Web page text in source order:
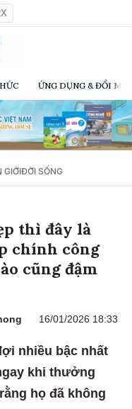
ỨNG DỤNG & ĐỔI
GIỚIĐỜI SỐNG
thì đây là
chính công
cũng đậm
16/01/2026 18:33
nhiều bậc nhất
khi thưởng
họ đã không